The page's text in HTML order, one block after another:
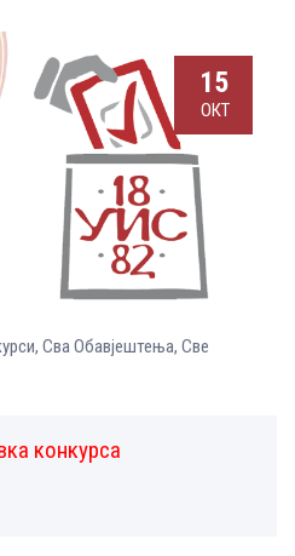
15
ОКТ
, Сва Обавјештења, Све
конкурса